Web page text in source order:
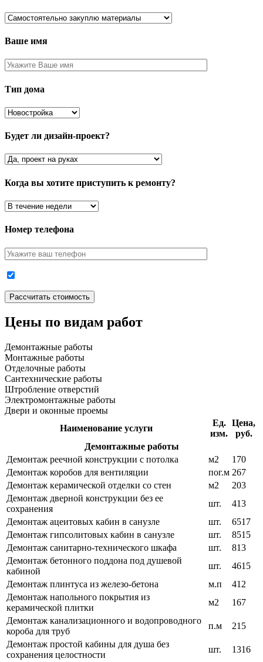
Ваше имя
Тип дома
Будет ли дизайн-проект?
Когда вы хотите приступить к ремонту?
Номер телефона
Цены по видам работ
Демонтажные работы
Монтажные работы
Отделочные работы
Сантехнические работы
Штробление отверстий
Электромонтажные работы
Двери и оконные проемы
Наименование услуги
Ед.
изм.
Цена,
руб.
Демонтажные работы
Демонтаж реечной конструкции с потолка
м2
170
Демонтаж коробов для вентиляции
пог.м 267
Демонтаж керамической отделки со стен
м2
203
Демонтаж дверной конструкции без ее
сохранения
шт.
413
Демонтаж ацеитовых кабин в санузле
шт.
6517
Демонтаж гипсолитовых кабин в санузле
шт.
8515
Демонтаж санитарно-технического шкафа
шт.
813
Демонтаж бетонного поддона под душевой
кабиной
шт.
4615
Демонтаж плинтуса из железо-бетона
м.п
412
Демонтаж напольного покрытия из
керамической плитки
м2
167
Демонтаж канализационного и водопроводного
короба для труб
п.м
215
Демонтаж простой кабины для душа без
сохранения целостности
шт.
1316